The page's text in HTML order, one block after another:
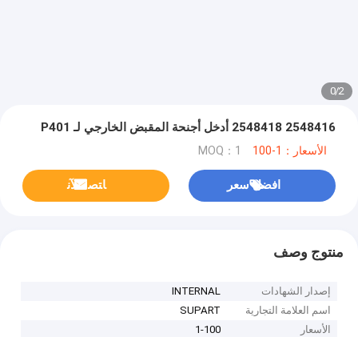
2
/
0
2548416 2548418 أدخل أجنحة المقبض الخارجي لـ P401
الأسعار：1-100 MOQ：1
افضل سعر ﺎﺘﺼﻟ ﺍﻶﻧ
منتوج وصف
إصدار الشهادات
INTERNAL
اسم العلامة التجارية
SUPART
الأسعار
1-100